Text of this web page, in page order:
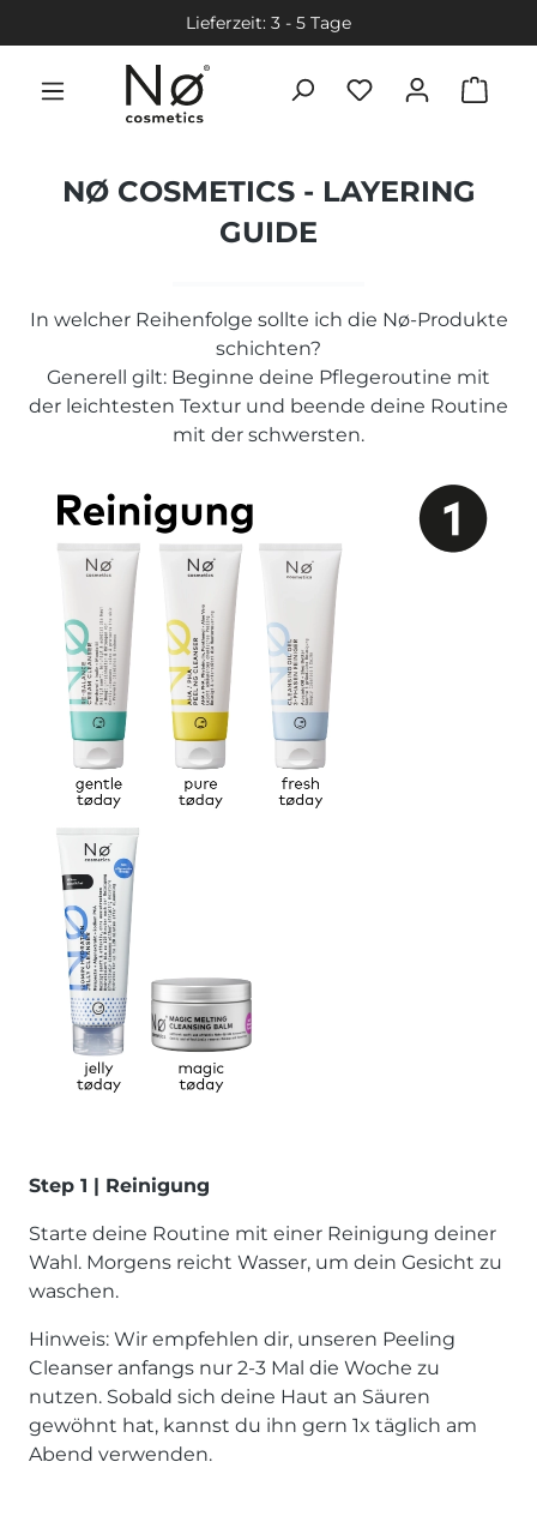
Lieferzeit: 3 - 5 Tage
NØ COSMETICS - LAYERING
GUIDE
In welcher Reihenfolge sollte ich die Nø-Produkte
schichten?
Generell gilt: Beginne deine Pflegeroutine mit
der leichtesten Textur und beende deine Routine
mit der schwersten.
Step 1 | Reinigung
Starte deine Routine mit einer Reinigung deiner
Wahl. Morgens reicht Wasser, um dein Gesicht zu
waschen.
Hinweis: Wir empfehlen dir, unseren Peeling
Cleanser anfangs nur 2-3 Mal die Woche zu
nutzen. Sobald sich deine Haut an Säuren
gewöhnt hat, kannst du ihn gern 1x täglich am
Abend verwenden.